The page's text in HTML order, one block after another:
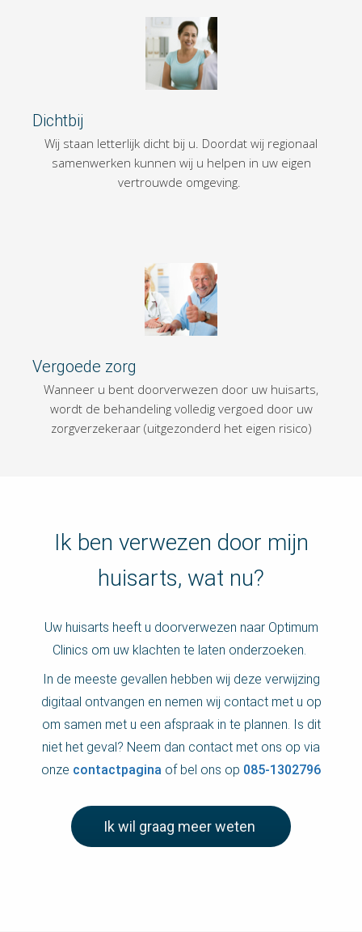
Dichtbij
Wij staan letterlijk dicht bij u. Doordat wij regionaal
samenwerken kunnen wij u helpen in uw eigen
vertrouwde omgeving.
Vergoede zorg
Wanneer u bent doorverwezen door uw huisarts,
wordt de behandeling volledig vergoed door uw
zorgverzekeraar (uitgezonderd het eigen risico)
Ik ben verwezen door mijn
huisarts, wat nu?
Uw huisarts heeft u doorverwezen naar Optimum
Clinics om uw klachten te laten onderzoeken.
In de meeste gevallen hebben wij deze verwijzing
digitaal ontvangen en nemen wij contact met u op
om samen met u een afspraak in te plannen. Is dit
niet het geval? Neem dan contact met ons op via
onze contactpagina of bel ons op 085-1302796
Ik wil graag meer weten